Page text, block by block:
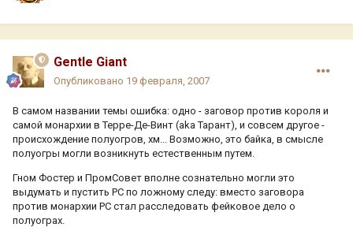
Gentle Giant
Опубликовано 19 февраля, 2007
В самом названии темы ошибка: одно - заговор против короля и
самой монархии в Терре-Де-Винт (aka Тарант), и совсем другое -
происхождение полуогров, хм... Возможно, это байка, в смысле
полуогры могли возникнуть естественным путем.
Гном Фостер и ПромСовет вполне сознательно могли это
выдумать и пустить PC по ложному следу: вместо заговора
против монархии PC стал расследовать фейковое дело о
полуограх.